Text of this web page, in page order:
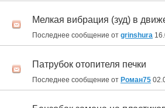
Мелкая вибрация (зуд) в
Последнее сообщение от grinshura
Патрубок отопителя печки
Последнее сообщение от Роман75